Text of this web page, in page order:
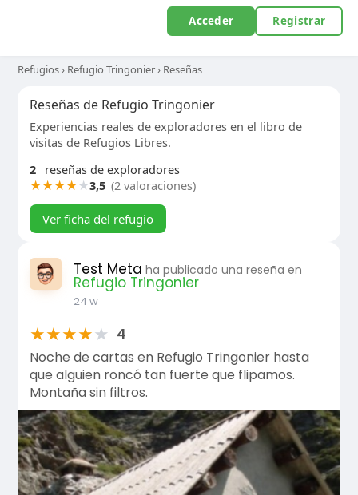
Acceder Registrar
Refugios› Refugio Tringonier› Reseñas
Reseñas de Refugio Tringonier
Experiencias reales de exploradores en el libro de
visitas de Refugios Libres.
2
reseñas de exploradores
★★★★★3,5 (2 valoraciones)
Ver ficha del refugio
Test Meta ha publicado una reseña en
Refugio Tringonier
24 w
★★★★★ 4
Noche de cartas en Refugio Tringonier hasta
que alguien roncó tan fuerte que flipamos.
Montaña sin filtros.